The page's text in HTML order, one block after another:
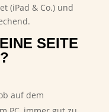
(iPad & Co.) und
SEITE
auf dem